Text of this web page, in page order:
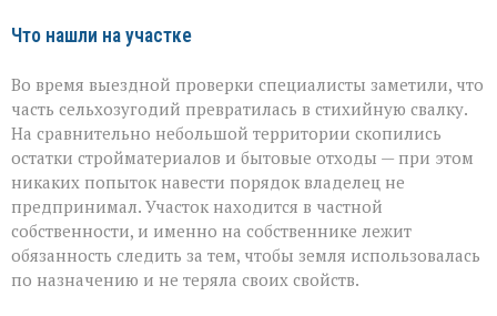
Что нашли на участке
Во время выездной проверки специалисты заметили, что
часть сельхозугодий превратилась в стихийную свалку.
На сравнительно небольшой территории скопились
остатки стройматериалов и бытовые отходы — при этом
никаких попыток навести порядок владелец не
предпринимал. Участок находится в частной
собственности, и именно на собственнике лежит
обязанность следить за тем, чтобы земля использовалась
по назначению и не теряла своих свойств.